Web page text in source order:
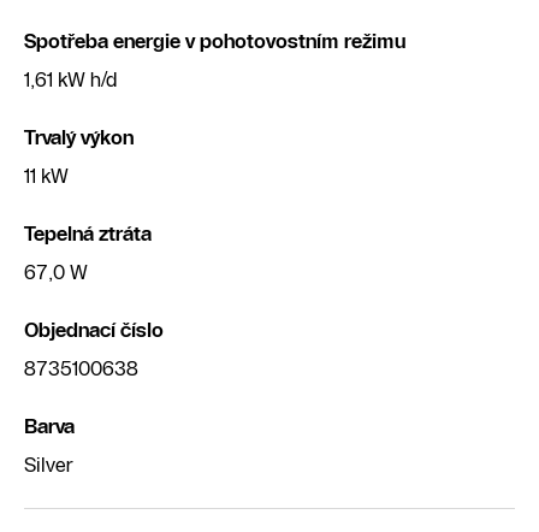
Spotřeba energie v pohotovostním režimu
1,61 kW h/d
Trvalý výkon
11 kW
Tepelná ztráta
67,0 W
Objednací číslo
8735100638
Barva
Silver